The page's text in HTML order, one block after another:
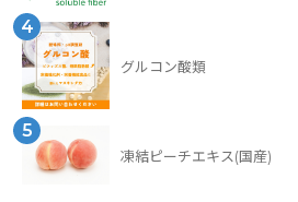
4
グルコン酸類
5
凍結ピーチエキス(国産)